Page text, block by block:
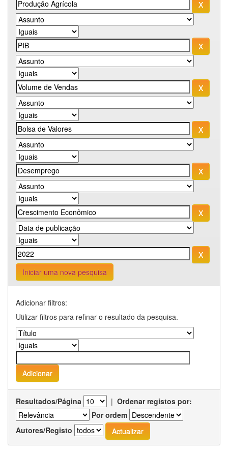
Iniciar uma nova pesquisa
Adicionar filtros:
Utilizar filtros para refinar o resultado da pesquisa.
Resultados/Página | Ordenar registos por:
Por ordem
Autores/Registo